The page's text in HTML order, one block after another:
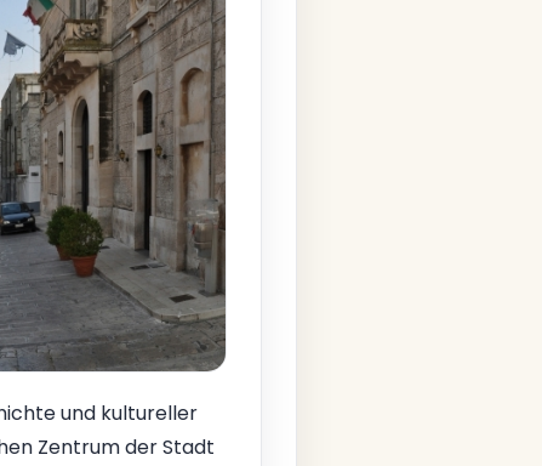
und kultureller
Zentrum der Stadt